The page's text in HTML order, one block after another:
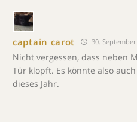
captain carot 30.
Nicht vergessen, dass neben
Tür klopft. Es könnte also
dieses Jahr.